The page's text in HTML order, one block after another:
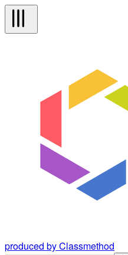
produced by Classmethod